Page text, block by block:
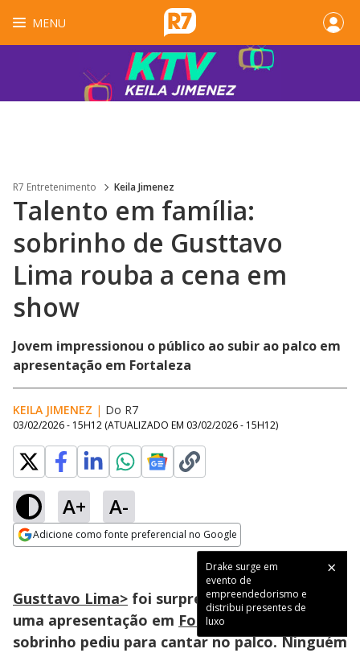
MENU
R7 Entretenimento Keila Jimenez
Talento em família:
sobrinho de Gusttavo
Lima rouba a cena em
show
Jovem impressionou o público ao subir ao palco em
apresentação em Fortaleza
KEILA JIMENEZ | Do R7
03/02/2026 - 15H12 (ATUALIZADO EM 03/02/2026 - 15H12)
A+ A-
Adicione como fonte preferencial no Google
Drake surge em
evento de
empreendedorismo e
distribui presentes de
luxo
Ativar
100.00%
Gusttavo Lima> foi surpreendido durante
uma apresentação em Fortaleza>
sobrinho pediu para cantar no palco. Ninguém